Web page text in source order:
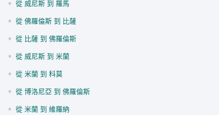
• 從 威尼斯 到 羅馬
• 從 佛羅倫斯 到 比薩
• 從 比薩 到 佛羅倫斯
• 從 威尼斯 到 米蘭
• 從 米蘭 到 科莫
• 從 博洛尼亞 到 佛羅倫斯
• 從 米蘭 到 維羅納